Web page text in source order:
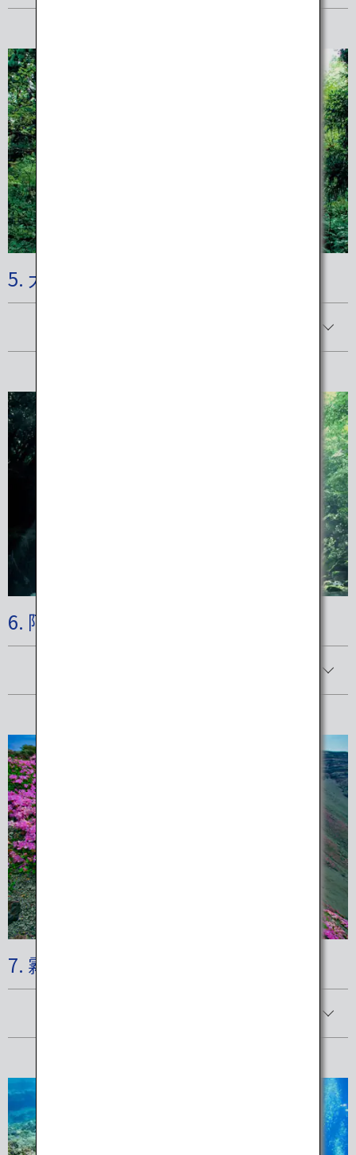
5. 大山隠岐国立公園
6. 阿蘇くじゅう国立公園
7. 霧島錦江湾国立公園